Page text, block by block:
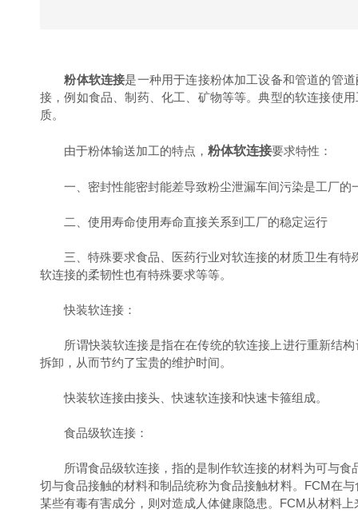
粉体软连接是一种用于连接粉体加工设备和管道的管
接，例如食品、制药、化工、矿物等等。典型的软连接使
质。
由于粉体输送加工的特点， 粉体软连接要求特性：
一、密封性能密封能差导致粉尘泄漏车间污染是工厂的
二、使用寿命使用寿命直接关系到工厂的稳定运行
三、特殊要求食品、医药行业对软连接的材质卫生有特
软连接的柔韧性也有特殊要求等等。
快装软连接：
所谓快装软连接是指在在传统的软连接上进行重新结构
拆卸，从而节约了宝贵的维护时间。
快装软连接由接头、快速软连接和快速卡箍组成。
食品级软连接：
所谓食品级软连接，指的是制作软连接的材料为可与食
切与食品接触的材料和制品统称为食品接触材料。FCM在
某些有毒有害成分，则对造成人体健康隐患。FCM从材料